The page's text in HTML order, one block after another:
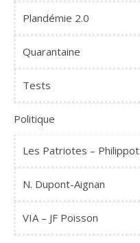
Plandémie 2.0
Quarantaine
Tests
Politique
Les Patriotes – Philippot
N. Dupont-Aignan
VIA – JF Poisson